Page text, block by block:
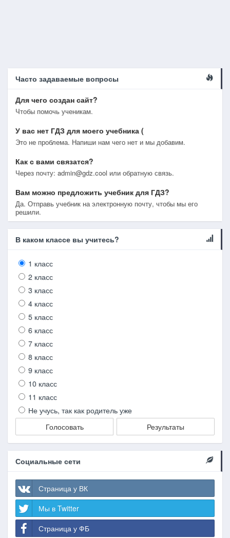
Часто задаваемые вопросы
Для чего создан сайт?
Чтобы помочь ученикам.
У вас нет ГДЗ для моего учебника (
Это не проблема. Напиши нам чего нет и мы добавим.
Как с вами связатся?
Через почту: admin@gdz.cool или обратную связь.
Вам можно предложить учебник для ГДЗ?
Да. Отправь учебник на электронную почту, чтобы мы его
решили.
В каком классе вы учитесь?
1 класс
2 класс
3 класс
4 класс
5 класс
6 класс
7 класс
8 класс
9 класс
10 класс
11 класс
Не учусь, так как родитель уже
Голосовать
Результаты
Социальные сети
Страница у ВК
Мы в Twitter
Страница у ФБ